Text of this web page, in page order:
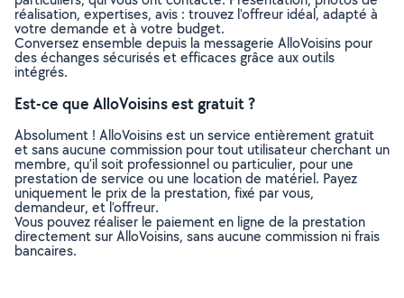
réalisation, expertises, avis : trouvez l'offreur idéal, adapté à
votre demande et à votre budget.
Conversez ensemble depuis la messagerie AlloVoisins pour
des échanges sécurisés et efficaces grâce aux outils
intégrés.
Est-ce que AlloVoisins est gratuit ?
Absolument ! AlloVoisins est un service entièrement gratuit
et sans aucune commission pour tout utilisateur cherchant un
membre, qu’il soit professionnel ou particulier, pour une
prestation de service ou une location de matériel. Payez
uniquement le prix de la prestation, fixé par vous,
demandeur, et l’offreur.
Vous pouvez réaliser le paiement en ligne de la prestation
directement sur AlloVoisins, sans aucune commission ni frais
bancaires.